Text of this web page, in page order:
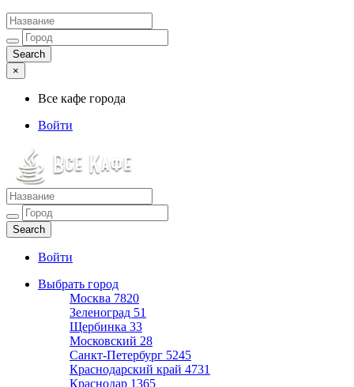
×
Все кафе города
Войти
Все кафе города
Каталог хороших кафе
Войти
Выбрать город
Москва 7820
Зеленоград 51
Щербинка 33
Московский 28
Санкт-Петербург 5245
Краснодарский край 4731
Краснодар 1365